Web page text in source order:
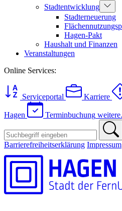
Stadtentwicklung
Stadterneuerung
Hagen-Pakt
Haushalt und Finanzen
Veranstaltungen
Online Services:
Serviceportal Karriere
Hagen Terminbuchung
Barrierefreiheitserklärung Impressum